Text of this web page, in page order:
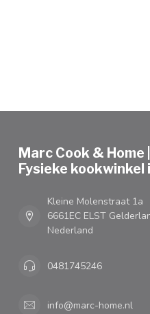
Marc Cook & Home
Fysieke kookwinkel
Kleine Molenstraat 1a
6661EC ELST
Nederland
0481745246
info@marc-home.nl